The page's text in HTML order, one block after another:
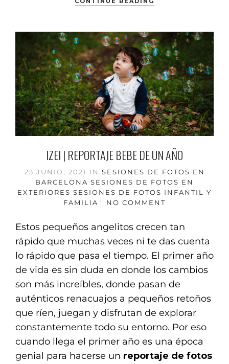
IZEI | REPORTAJE BEBE DE UN AÑO
23 JUNIO, 2021 IN SESIONES DE FOTOS EN
BARCELONA SESIONES DE FOTOS EN
EXTERIORES SESIONES DE FOTOS INFANTIL Y
FAMILIA
NO COMMENT
Estos pequeños angelitos crecen tan
rápido que muchas veces ni te das cuenta
lo rápido que pasa el tiempo. El primer año
de vida es sin duda en donde los cambios
son más increíbles, donde pasan de
auténticos renacuajos a pequeños retoños
que ríen, juegan y disfrutan de explorar
constantemente todo su entorno. Por eso
cuando llega el primer año es una época
genial para hacerse un reportaje de fotos